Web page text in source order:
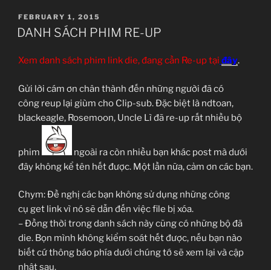
–
[BD]”
POSTED
ON
FEBRUARY 1, 2015
DANH SÁCH PHIM RE-UP
Xem danh sách phim link die, đang cần Re-up tại đây.
Gửi lời cám ơn chân thành đến những người đã có
công reup lại giùm cho Clip-sub. Đặc biệt là ndtoan,
blackeagle, Rosemoon, Uncle Lì đã re-up rất nhiều bộ
phim
ngoài ra còn nhiều bạn khác post mà dưới
đây không kể tên hết được. Một lần nữa, cảm ơn các bạn.
Chym: Đề nghị các bạn không sử dụng những công
cụ get link vì nó sẽ dẫn đến việc file bị xóa.
– Đồng thời trong danh sách này cũng có những bộ đã
die. Bọn mình không kiểm soát hết được, nếu bạn nào
biết cứ thông báo phía dưới chúng tớ sẽ xem lại và cập
nhật sau.